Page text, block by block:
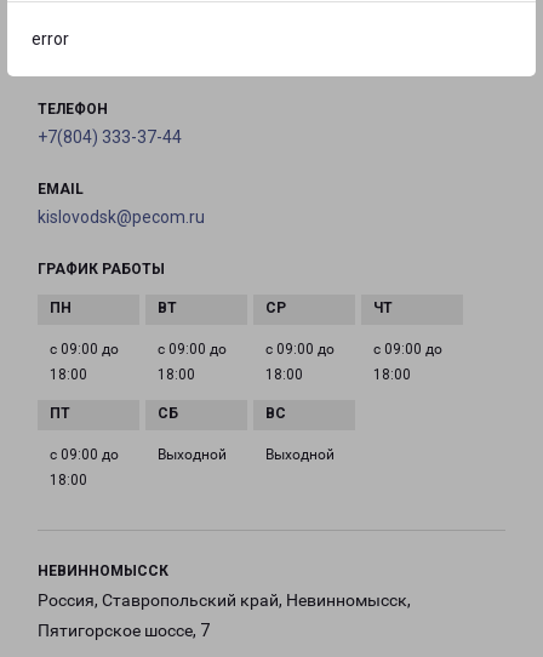
error
ТЕЛЕФОН
+7(804) 333-37-44
EMAIL
kislovodsk@pecom.ru
ГРАФИК РАБОТЫ
с 09:00 до
18:00
с 09:00 до
18:00
с 09:00 до
18:00
с 09:00 до
18:00
с 09:00 до
18:00
Выходной Выходной
НЕВИННОМЫССК
Россия, Ставропольский край, Невинномысск,
Пятигорское шоссе, 7